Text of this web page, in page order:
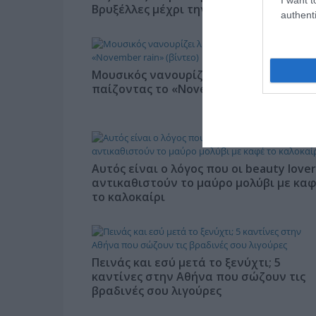
Βρυξέλλες μέχρι την Ελλάδα»
Μουσικός νανουρίζει λιοντάρια
παίζοντας το «November rain» (βίντεο)
Αυτός είναι ο λόγος που οι beauty
αντικαθιστούν το μαύρο μολύβι με
το καλοκαίρι
Πεινάς και εσύ μετά το ξενύχτι; 5
καντίνες στην Αθήνα που σώζουν τις
βραδινές σου λιγούρες